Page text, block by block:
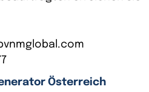
Österreich